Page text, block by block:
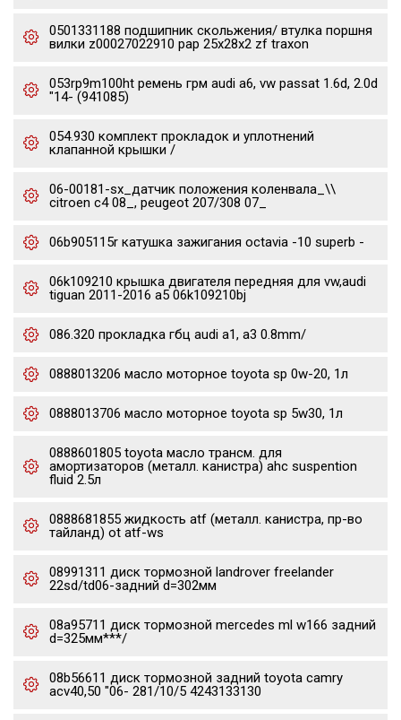
0501331188 подшипник скольжения/ втулка поршня
вилки z00027022910 pap 25x28x2 zf traxon
053rp9m100ht ремень грм audi a6, vw passat 1.6d, 2.0d
"14- (941085)
054.930 комплект прокладок и уплотнений
клапанной крышки /
06-00181-sx_датчик положения коленвала_\\
citroen c4 08_, peugeot 207/308 07_
06b905115r катушка зажигания octavia -10 superb -
06k109210 крышка двигателя передняя для vw,audi
tiguan 2011-2016 a5 06k109210bj
086.320 прокладка гбц audi a1, a3 0.8mm/
0888013206 масло моторное toyota sp 0w-20, 1л
0888013706 масло моторное toyota sp 5w30, 1л
0888601805 toyota масло трансм. для
амортизаторов (металл. канистра) ahc suspention
fluid 2.5л
0888681855 жидкость atf (металл. канистра, пр-во
тайланд) ot atf-ws
08991311 диск тормозной landrover freelander
22sd/td06-задний d=302мм
08a95711 диск тормозной mercedes ml w166 задний
d=325мм***/
08b56611 диск тормозной задний toyota camry
acv40,50 "06- 281/10/5 4243133130